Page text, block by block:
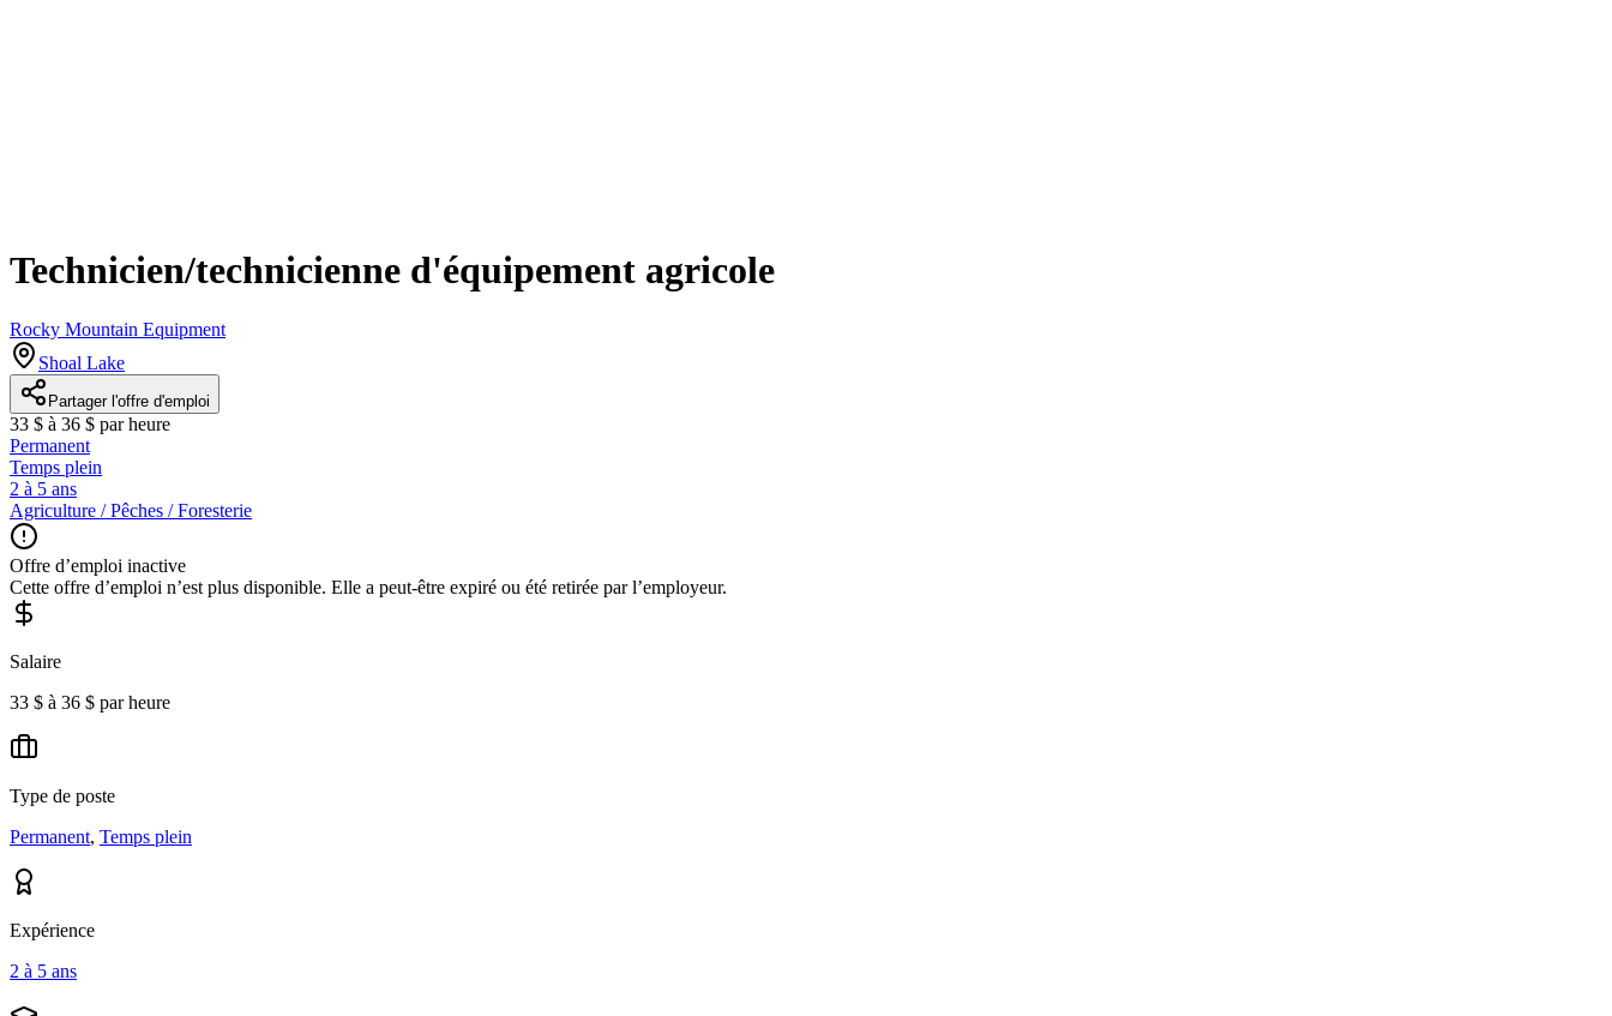
Technicien/technicienne d'équipement agricole
Rocky Mountain Equipment
Shoal Lake
Partager l'offre d'emploi
33 $ à 36 $ par heure
Permanent
Temps plein
2 à 5 ans
Agriculture / Pêches / Foresterie
Offre d’emploi inactive
Cette offre d’emploi n’est plus disponible. Elle a peut-être expiré ou été retirée par l’employeur.
Salaire
33 $ à 36 $ par heure
Type de poste
Permanent, Temps plein
Expérience
2 à 5 ans